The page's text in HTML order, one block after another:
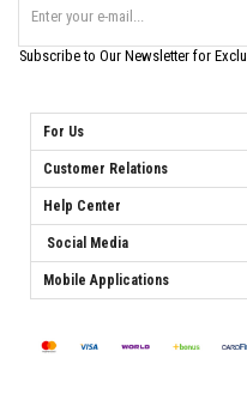
Subscribe to Our Newsletter for
For Us
Customer Relations
Help Center
Social Media
Mobile Applications